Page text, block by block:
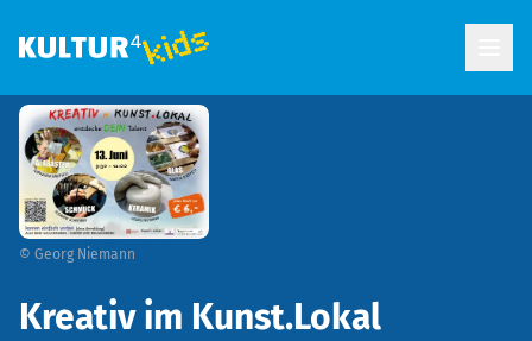
© Georg Niemann
Kreativ im Kunst.Lokal